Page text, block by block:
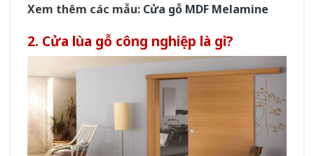
Xem thêm các mẫu: Cửa gỗ MDF Melamine
2. Cửa lùa gỗ công nghiệp là gì?